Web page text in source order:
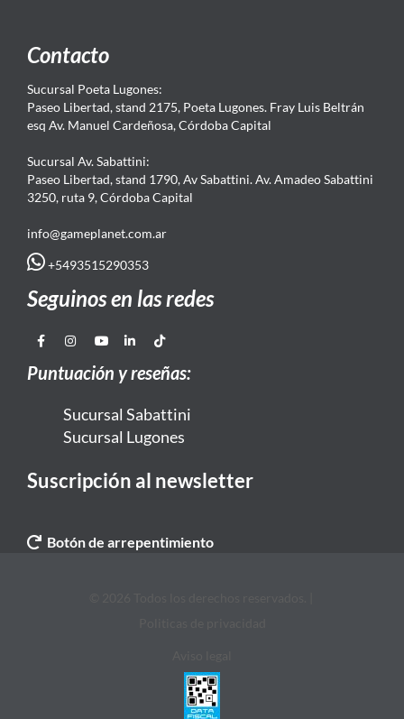
Contacto
Sucursal Poeta Lugones:
Paseo Libertad, stand 2175, Poeta Lugones. Fray Luis Beltrán
esq Av. Manuel Cardeñosa, Córdoba Capital
Sucursal Av. Sabattini:
Paseo Libertad, stand 1790, Av Sabattini. Av. Amadeo Sabattini
3250, ruta 9, Córdoba Capital
info@gameplanet.com.ar
+5493515290353
Seguinos en las redes
Puntuación y reseñas:
Sucursal Sabattini
Sucursal Lugones
Suscripción al newsletter
Botón de arrepentimiento